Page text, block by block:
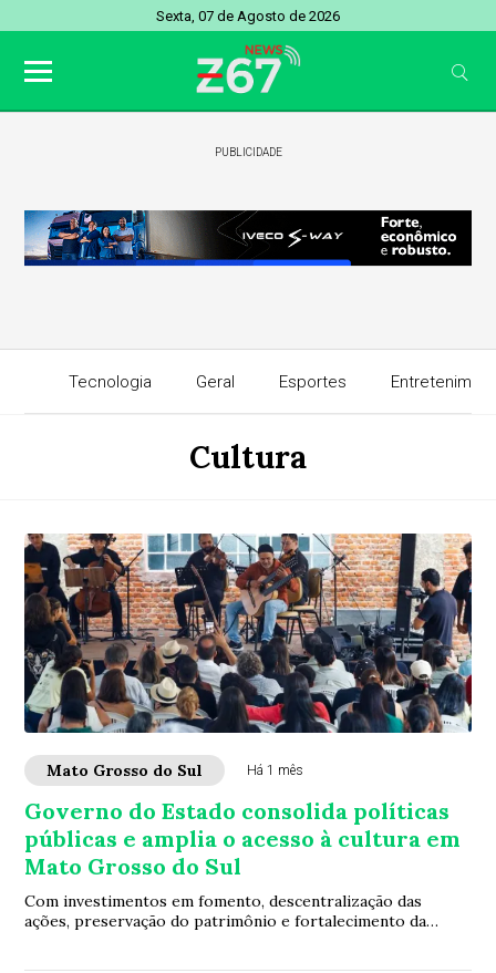
Sexta, 07 de Agosto de 2026
PUBLICIDADE
Tecnologia Geral Esportes
Cultura
Mato Grosso do Sul Há 1 mês
Governo do Estado consolida políticas
públicas e amplia o acesso à cultura em
Mato Grosso do Sul
Com investimentos em fomento, descentralização das
ações, preservação do patrimônio e fortalecimento da